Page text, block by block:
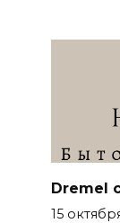
Dremel
15